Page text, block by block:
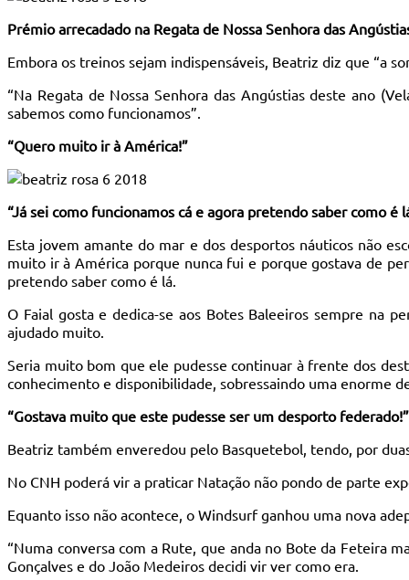
Prémio arrecadado na Regata de Nossa Senhora das
Embora os treinos sejam indispensáveis, Beatriz diz que “a
“Na Regata de Nossa Senhora das Angústias deste ano
sabemos como funcionamos”.
“Quero muito ir à América!”
“Já sei como funcionamos cá e agora pretendo saber como é
Esta jovem amante do mar e dos desportos náuticos não
muito ir à América porque nunca fui e porque gostava de
pretendo saber como é lá.
O Faial gosta e dedica-se aos Botes Baleeiros sempre na
ajudado muito.
Seria muito bom que ele pudesse continuar à frente dos
conhecimento e disponibilidade, sobressaindo uma enorme
“Gostava muito que este pudesse ser um desporto federado!”
Beatriz também enveredou pelo Basquetebol, tendo, por
No CNH poderá vir a praticar Natação não pondo de parte
Equanto isso não acontece, o Windsurf ganhou uma nova
“Numa conversa com a Rute, que anda no Bote da Feteira
Gonçalves e do João Medeiros decidi vir ver como era.